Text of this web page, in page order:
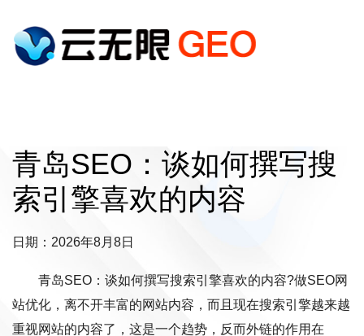
青岛SEO：谈如何撰写搜
索引擎喜欢的内容
日期：2026年8月8日
青岛SEO：谈如何撰写搜索引擎喜欢的内容?做SEO网
站优化，离不开丰富的网站内容，而且现在搜索引擎越来越
重视网站的内容了，这是一个趋势，反而外链的作用在